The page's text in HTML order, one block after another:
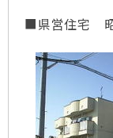
■県営住宅 昭